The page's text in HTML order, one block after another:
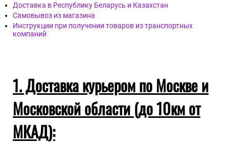
Доставка в Республику Беларусь и Казахстан
Самовывоз из магазина
Инструкции при получении товаров из транспортных
компаний
1. Доставка курьером по Москве и
Московской области (до 10км от
МКАД):